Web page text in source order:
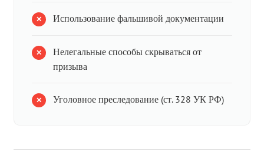
Использование фальшивой документации
Нелегальные способы скрываться от
призыва
Уголовное преследование (ст. 328 УК РФ)